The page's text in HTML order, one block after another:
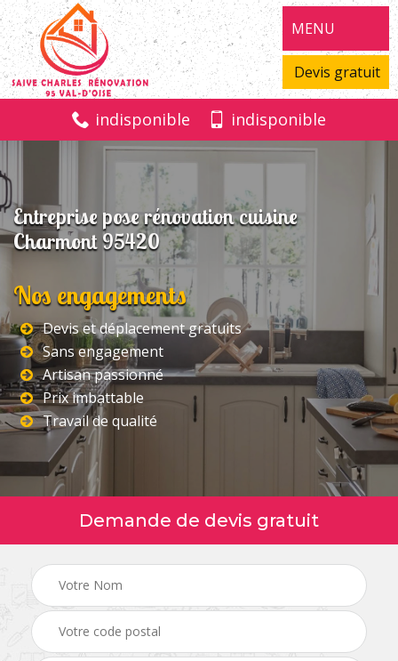
MENU
Devis gratuit
indisponible indisponible
Entreprise pose rénovation cuisine
Charmont 95420
Nos engagements
Devis et déplacement gratuits
Sans engagement
Artisan passionné
Prix imbattable
Travail de qualité
Demande de devis gratuit